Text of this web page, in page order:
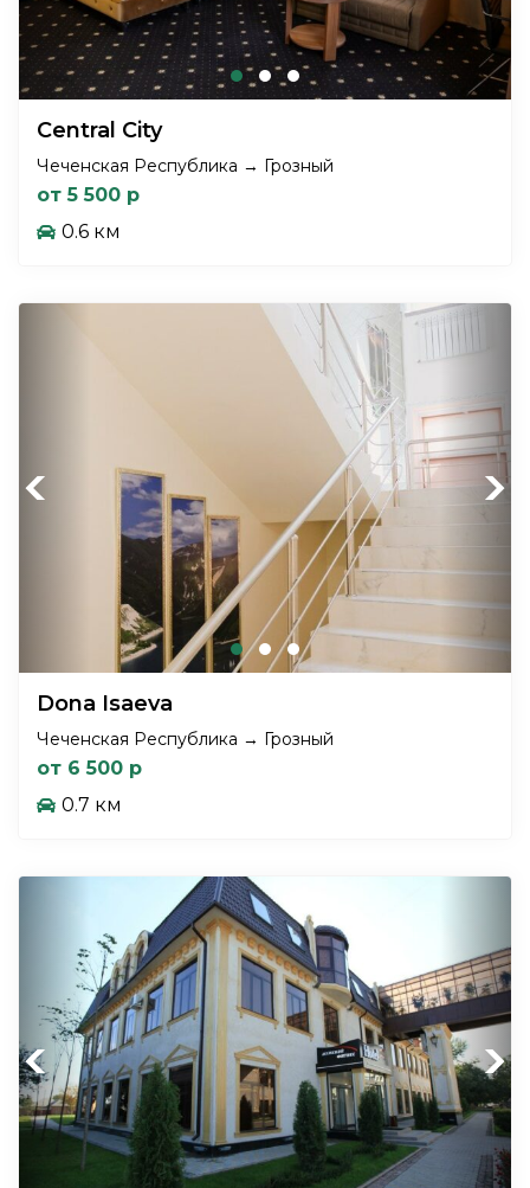
Central City
Чеченская Республика → Грозный
от 5 500 р
0.6 км
Previous Next
Dona Isaeva
Чеченская Республика → Грозный
от 6 500 р
0.7 км
Previous Next